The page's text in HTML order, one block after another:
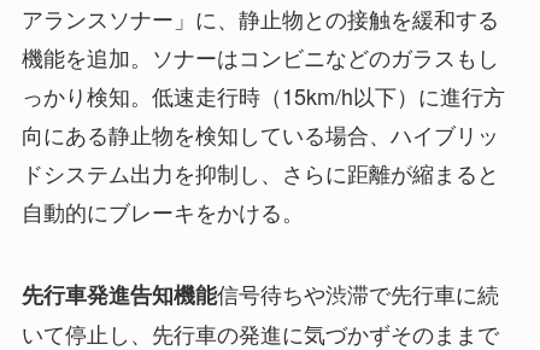
アランスソナー」に、静止物との接触を緩和する
機能を追加。ソナーはコンビニなどのガラスもし
っかり検知。低速走行時（15km/h以下）に進行方
向にある静止物を検知している場合、ハイブリッ
ドシステム出力を抑制し、さらに距離が縮まると
自動的にブレーキをかける。
先行車発進告知機能信号待ちや渋滞で先行車に続
いて停止し、先行車の発進に気づかずそのままで